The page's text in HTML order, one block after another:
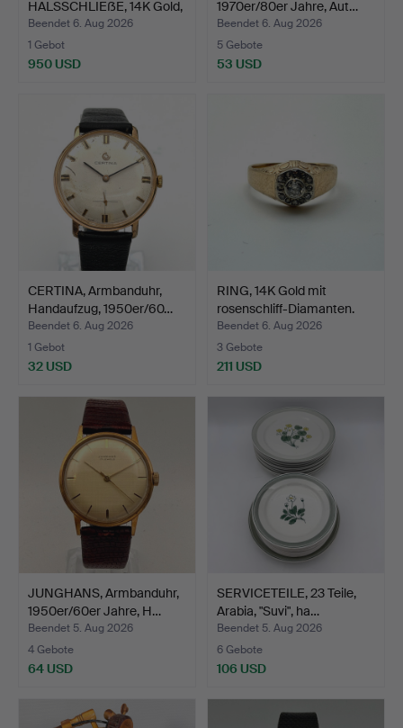
HALSSCHLIEẞE, 14K Gold,
gefasst m…
Beendet 6. Aug 2026
1 Gebot
950 USD
1970er/80er Jahre, Aut…
Beendet 6. Aug 2026
5 Gebote
53 USD
CERTINA, Armbanduhr,
Handaufzug, 1950er/60…
Beendet 6. Aug 2026
1 Gebot
32 USD
RING, 14K Gold mit
rosenschliff-Diamanten.
Beendet 6. Aug 2026
3 Gebote
211 USD
JUNGHANS, Armbanduhr,
1950er/60er Jahre, H…
Beendet 5. Aug 2026
4 Gebote
64 USD
SERVICETEILE, 23 Teile,
Arabia, "Suvi", ha…
Beendet 5. Aug 2026
6 Gebote
106 USD